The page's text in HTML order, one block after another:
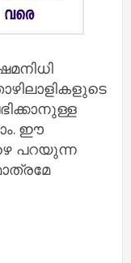
ഈ
പറയുന്ന